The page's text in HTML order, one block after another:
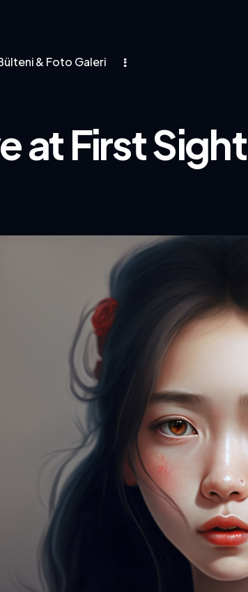
& Foto Galeri
at First Sight